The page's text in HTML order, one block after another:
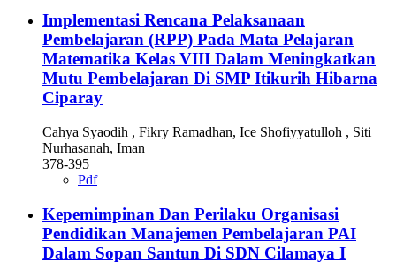
Implementasi Rencana Pelaksanaan
Pembelajaran (RPP) Pada Mata Pelajaran
Matematika Kelas VIII Dalam Meningkatkan
Mutu Pembelajaran Di SMP Itikurih Hibarna
Ciparay
Cahya Syaodih , Fikry Ramadhan, Ice Shofiyyatulloh , Siti
Nurhasanah, Iman
378-395
Pdf
Kepemimpinan Dan Perilaku Organisasi
Pendidikan Manajemen Pembelajaran PAI
Dalam Sopan Santun Di SDN Cilamaya I